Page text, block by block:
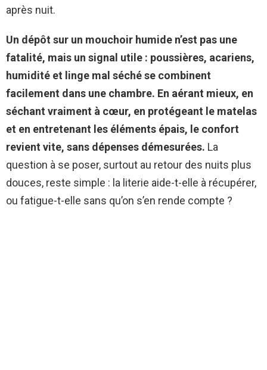
après nuit.
Un dépôt sur un mouchoir humide n’est pas une
fatalité, mais un signal utile : poussières, acariens,
humidité et linge mal séché se combinent
facilement dans une chambre. En aérant mieux, en
séchant vraiment à cœur, en protégeant le matelas
et en entretenant les éléments épais, le confort
revient vite, sans dépenses démesurées. La
question à se poser, surtout au retour des nuits plus
douces, reste simple : la literie aide-t-elle à récupérer,
ou fatigue-t-elle sans qu’on s’en rende compte ?